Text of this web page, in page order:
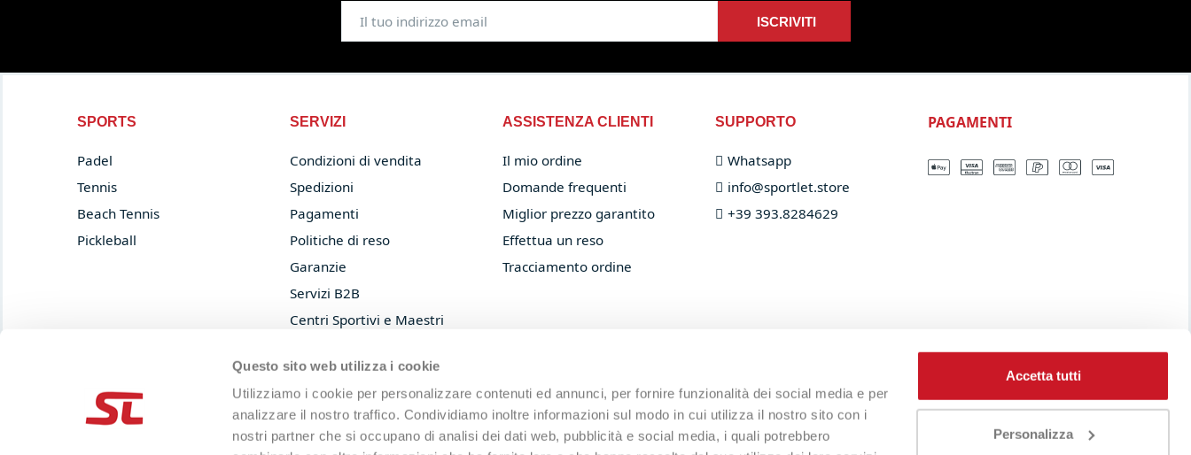
Questo sito web utilizza i cookie
Utilizziamo i cookie per personalizzare contenuti ed annunci, per fornire funzionalità dei social media e per
analizzare il nostro traffico. Condividiamo inoltre informazioni sul modo in cui utilizza il nostro sito con i
nostri partner che si occupano di analisi dei dati web, pubblicità e social media, i quali potrebbero
Accetta tutti
Personalizza
ISCRIVITI
SPORTS
Padel
Tennis
Beach Tennis
Pickleball
SERVIZI
Condizioni di vendita
Spedizioni
Pagamenti
Politiche di reso
Garanzie
Servizi B2B
Centri Sportivi e Maestri
Privacy Policy
Cookie Policy
ASSISTENZA CLIENTI
Il mio ordine
Domande frequenti
Miglior prezzo garantito
Effettua un reso
Tracciamento ordine
SUPPORTO
Whatsapp
info@sportlet.store​
+39 393.8284629
PAGAMENTI